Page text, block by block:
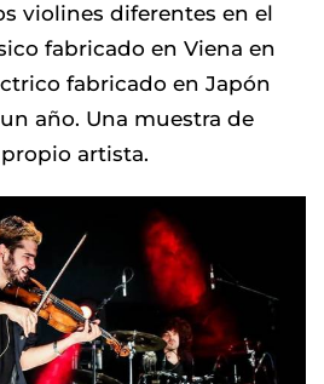
violines diferentes en el
fabricado en Viena en
fabricado en Japón
año. Una muestra de
artista.